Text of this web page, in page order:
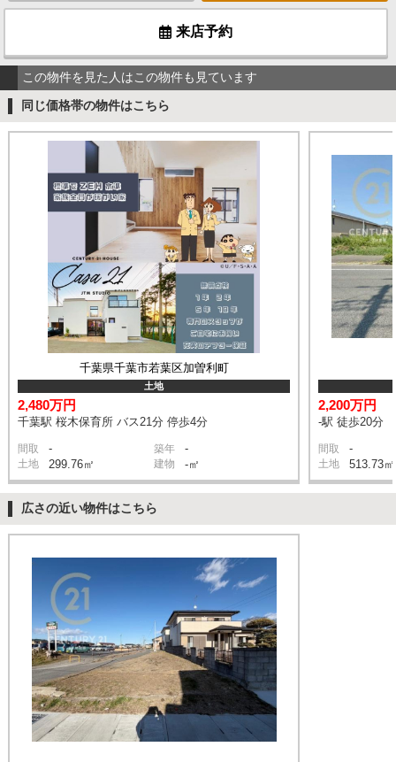
来店予約
この物件を見た人はこの物件も見ています
同じ価格帯の物件はこちら
千葉県千葉市若葉区加曽利町
土地
2,480万円
千葉駅 桜木保育所 バス21分 停歩4分
間取 - 築年 -
土地 299.76㎡ 建物 -㎡
2,200万円
-駅 徒歩20分
間取 -
土地 513.73㎡
広さの近い物件はこちら